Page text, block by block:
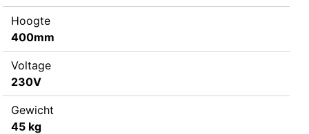
Hoogte
400mm
Voltage
230V
Gewicht
45 kg